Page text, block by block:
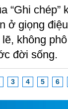
“Ghi
ở giọng
không
đời sống.
3 4 5 6